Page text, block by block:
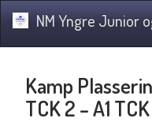
NM Yngre Junior
Kamp
TCK 2 – A1 TCK